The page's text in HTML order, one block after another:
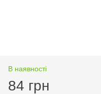
В наявності
84 грн